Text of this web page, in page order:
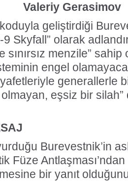
Valeriy Gerasimov
geliştirdiği
Skyfall” olarak
sınırsız menzile”
engel
generallerle
eşsiz bir
Burevestnik’in
Füze
bir yanıt